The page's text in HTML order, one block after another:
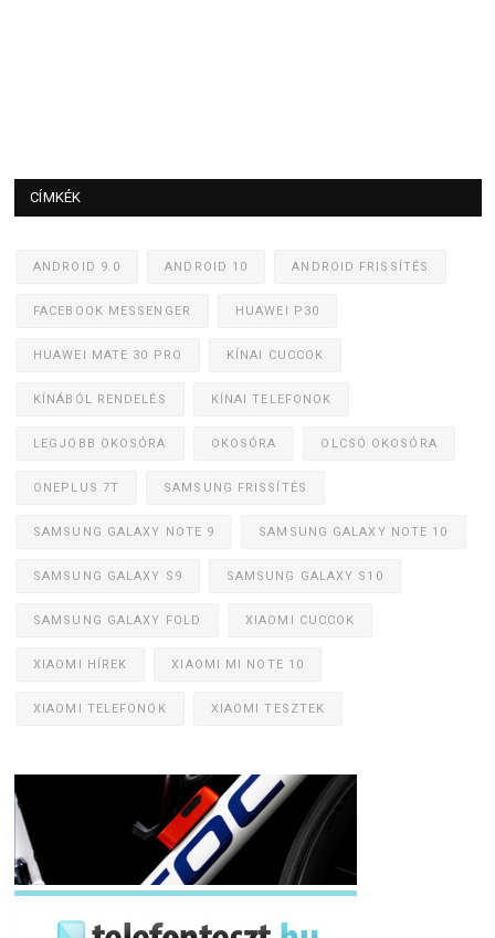
CÍMKÉK
ANDROID 9.0 ANDROID 10 ANDROID FRISSÍTÉS
FACEBOOK MESSENGER HUAWEI P30
HUAWEI MATE 30 PRO KÍNAI CUCCOK
KÍNÁBÓL RENDELÉS KÍNAI TELEFONOK
LEGJOBB OKOSÓRA OKOSÓRA OLCSÓ OKOSÓRA
ONEPLUS 7T SAMSUNG FRISSÍTÉS
SAMSUNG GALAXY NOTE 9 SAMSUNG GALAXY NOTE 10
SAMSUNG GALAXY S9 SAMSUNG GALAXY S10
SAMSUNG GALAXY FOLD XIAOMI CUCCOK
XIAOMI HÍREK XIAOMI MI NOTE 10
XIAOMI TELEFONOK XIAOMI TESZTEK